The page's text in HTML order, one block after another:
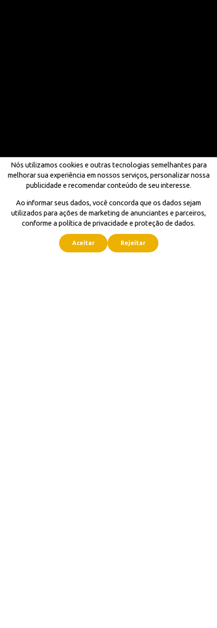
Nós utilizamos cookies e outras tecnologias semelhantes para
melhorar sua experiência em nossos serviços, personalizar nossa
publicidade e recomendar conteúdo de seu interesse.
Ao informar seus dados, você concorda que os dados sejam
utilizados para ações de marketing de anunciantes e parceiros,
conforme a política de privacidade e proteção de dados.
Aceitar Rejeitar